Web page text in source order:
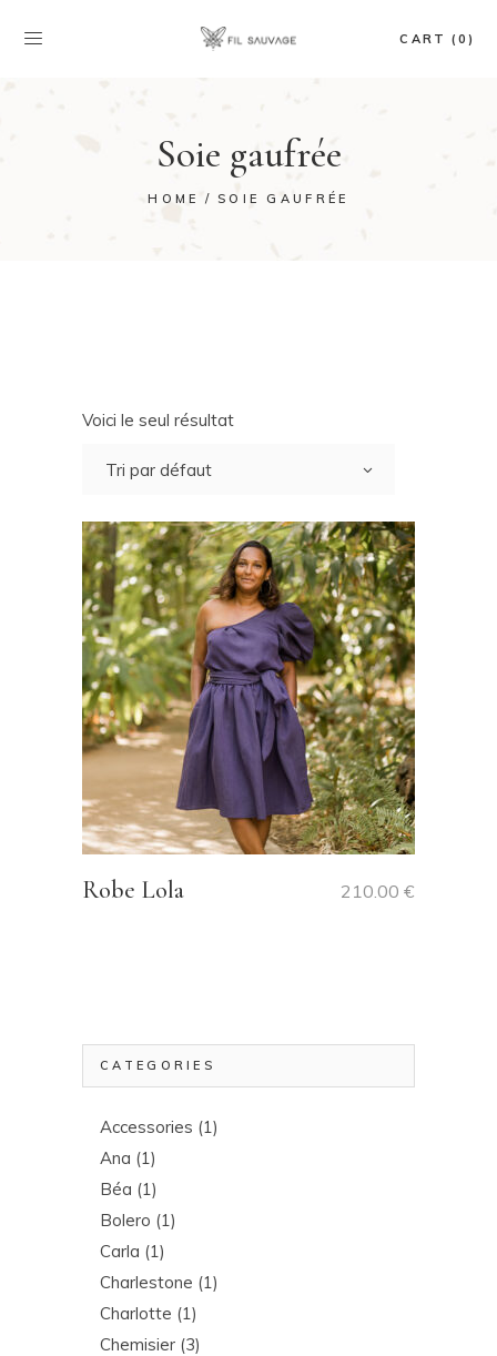
CART (0)
Soie gaufrée
HOME SOIE GAUFRÉE
Voici le seul résultat
Tri par défaut
Robe Lola 210.00 €
CATEGORIES
Accessories (1)
Ana (1)
Béa (1)
Bolero (1)
Carla (1)
Charlestone (1)
Charlotte (1)
Chemisier (3)